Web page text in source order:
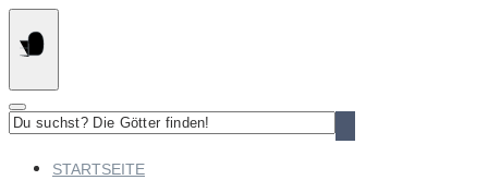
Springe
zum
Inhalt
suchst?
STARTSEITE